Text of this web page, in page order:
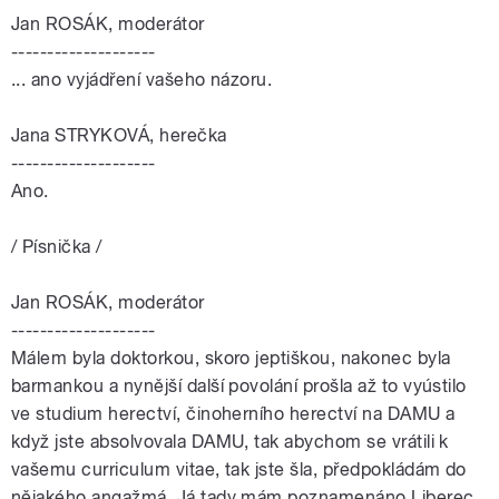
Jan ROSÁK, moderátor
--------------------
... ano vyjádření vašeho názoru.
Jana STRYKOVÁ, herečka
--------------------
Ano.
/ Písnička /
Jan ROSÁK, moderátor
--------------------
Málem byla doktorkou, skoro jeptiškou, nakonec byla
barmankou a nynější další povolání prošla až to vyústilo
ve studium herectví, činoherního herectví na DAMU a
když jste absolvovala DAMU, tak abychom se vrátili k
vašemu curriculum vitae, tak jste šla, předpokládám do